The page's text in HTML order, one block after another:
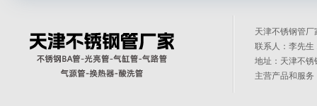
天津不锈钢
联系人：李先
地址：天津不
主营产品和服务